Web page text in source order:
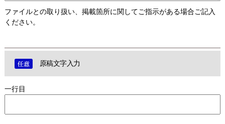
ファイルとの取り扱い、掲載箇所に関してご指示がある場合ご記入
ください。
原稿文字入力
一行目